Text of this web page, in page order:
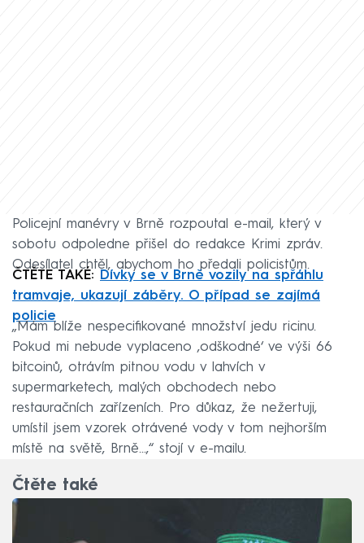
Policejní manévry v Brně rozpoutal e-mail, který v
sobotu odpoledne přišel do redakce Krimi zpráv.
Odesílatel chtěl, abychom ho předali policistům.
ČTĚTE TAKÉ:
Dívky se v Brně vozily na spřáhlu
tramvaje, ukazují záběry. O případ se zajímá
policie
„Mám blíže nespecifikované množství jedu ricinu.
Pokud mi nebude vyplaceno ‚odškodné‘ ve výši 66
bitcoinů, otrávím pitnou vodu v lahvích v
supermarketech, malých obchodech nebo
restauračních zařízeních. Pro důkaz, že nežertuji,
umístil jsem vzorek otrávené vody v tom nejhorším
místě na světě, Brně...,“ stojí v e-mailu.
Čtěte také